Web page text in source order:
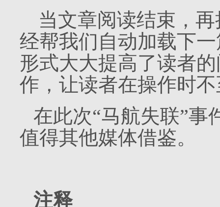
当文章阅读结束，
经帮我们自动加载下
形式大大提高了读者
作，让读者在操作时
在此次“马航失联”事
值得其他媒体借鉴。
注释